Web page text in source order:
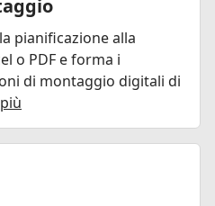
pianificazione alla
o PDF e forma i
di montaggio digitali di